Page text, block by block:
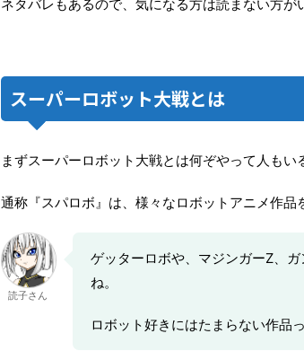
ネタバレもあるので、気になる方は読まない方が
スーパーロボット大戦とは
まずスーパーロボット大戦とは何ぞやって人もい
通称『スパロボ』は、様々なロボットアニメ作品
読子さん
ゲッターロボや、マジンガーZ、
ね。
ロボット好きにはたまらない作品